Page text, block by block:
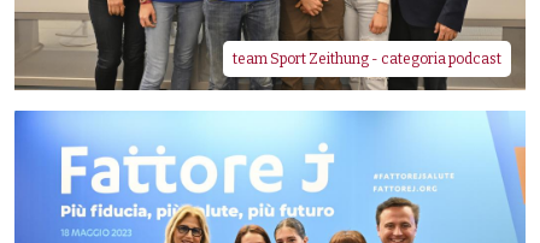
team Sport Zeithung - categoria podcast